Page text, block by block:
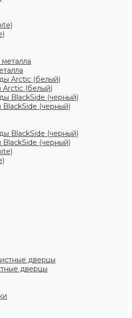
(белый)
(черный)
(черный)
дверцы